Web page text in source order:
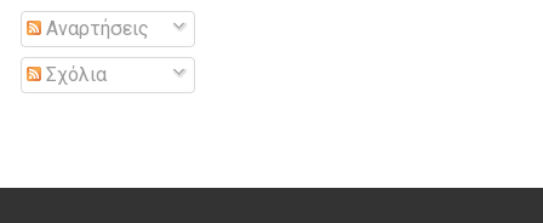
Αναρτήσεις
Σχόλια